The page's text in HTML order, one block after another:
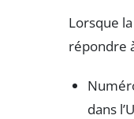
Lorsque
répondre
dans